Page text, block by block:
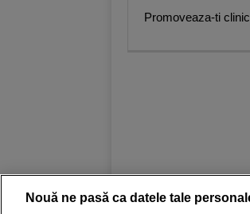
Promoveaza-ti
Nouă ne pasă ca datele tale